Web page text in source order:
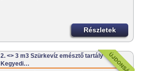
Részletek
2. <> 3 m3 Szürkevíz emésztő tartály
Kegyedi…